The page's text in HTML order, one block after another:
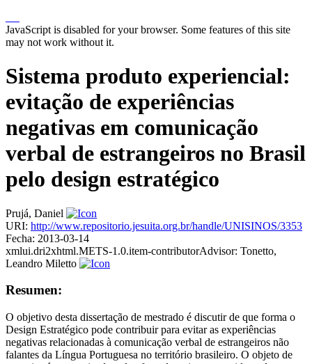
JavaScript is disabled for your browser. Some features of this site
may not work without it.
Sistema produto experiencial:
evitação de experiências
negativas em comunicação
verbal de estrangeiros no Brasil
pelo design estratégico
Prujá, Daniel
URI: http://www.repositorio.jesuita.org.br/handle/UNISINOS/3353
Fecha: 2013-03-14
xmlui.dri2xhtml.METS-1.0.item-contributorAdvisor: Tonetto,
Leandro Miletto
Resumen:
O objetivo desta dissertação de mestrado é discutir de que forma o
Design Estratégico pode contribuir para evitar as experiências
negativas relacionadas à comunicação verbal de estrangeiros não
falantes da Língua Portuguesa no território brasileiro. O objeto de